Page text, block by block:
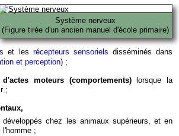
Système nerveux
(Figure tirée d'un ancien manuel d'école primaire)
et les récepteurs sensoriels disséminés dans
et perception) ;
moteurs (comportements)lorsque la
;
développés chez les animaux supérieurs, et en
l'homme ;